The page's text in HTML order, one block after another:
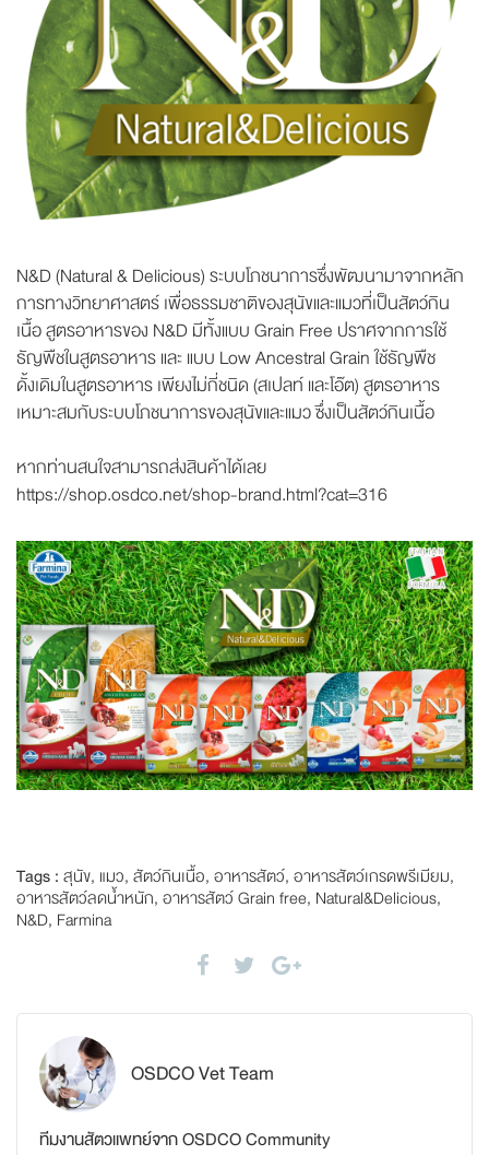
N&D (Natural & Delicious) ระบบโภชนาการซึ่งพัฒนามาจากหลัก
การทางวิทยาศาสตร์ เพื่อธรรมชาติของสุนัขและแมวที่เป็นสัตว์กิน
เนื้อ สูตรอาหารของ N&D มีทั้งแบบ Grain Free ปราศจากการใช้
ธัญพืชในสูตรอาหาร และ แบบ Low Ancestral Grain ใช้ธัญพืช
ดั้งเดิมในสูตรอาหาร เพียงไม่กี่ชนิด (สเปลท์ และโอ๊ต) สูตรอาหาร
เหมาะสมกับระบบโภชนาการของสุนัขและแมว ซึ่งเป็นสัตว์กินเนื้อ
หากท่านสนใจสามารถส่งสินค้าได้เลย
https://shop.osdco.net/shop-brand.html?cat=316
Tags : สุนัข, แมว, สัตว์กินเนื้อ, อาหารสัตว์, อาหารสัตว์เกรดพรีเมียม,
อาหารสัตว์ลดน้ำหนัก, อาหารสัตว์ Grain free, Natural&Delicious,
N&D, Farmina
OSDCO Vet Team
ทีมงานสัตวแพทย์จาก OSDCO Community